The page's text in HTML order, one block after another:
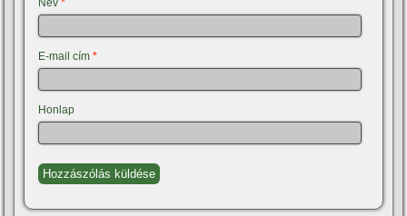
Név*
E-mail cím*
Honlap